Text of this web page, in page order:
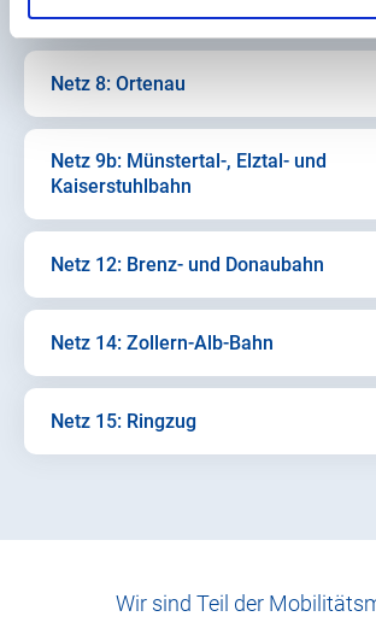
Netz 8: Ortenau
Netz 9b: Münstertal-, Elztal- und
Kaiserstuhlbahn
Netz 12: Brenz- und Donaubahn
Netz 14: Zollern-Alb-Bahn
Netz 15: Ringzug
Wir sind Teil der